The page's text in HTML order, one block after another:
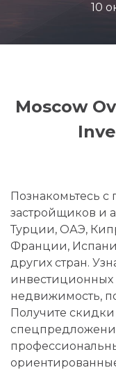
10
Moscow
Познакомьтесь с
застройщиков и
Турции, ОАЭ,
Франции,
других стран.
недвижимость,
Получите